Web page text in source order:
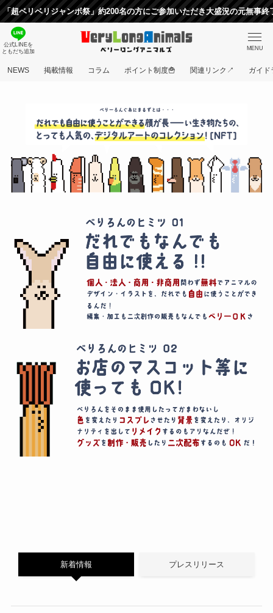
ベリジャンボ祭」約200名の方にご参加いただき大盛況の元無事終了いた
公式LINEを
ともだち追加
MENU
NEWS 掲載情報 コラム ポイント制度🍟 関連リンク↗ ガイド
新着情報 プレスリリース